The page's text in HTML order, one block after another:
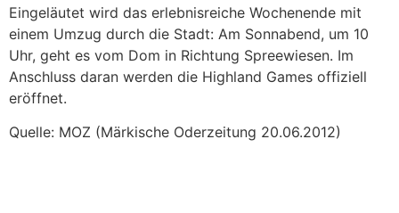
Eingeläutet wird das erlebnisreiche Wochenende mit
einem Umzug durch die Stadt: Am Sonnabend, um 10
Uhr, geht es vom Dom in Richtung Spreewiesen. Im
Anschluss daran werden die Highland Games offiziell
eröffnet.
Quelle: MOZ (Märkische Oderzeitung 20.06.2012)